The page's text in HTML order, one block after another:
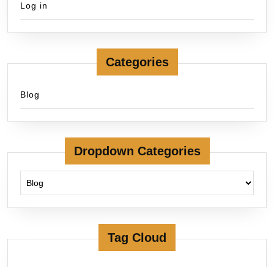
Log in
Categories
Blog
Dropdown Categories
Tag Cloud